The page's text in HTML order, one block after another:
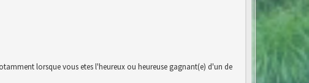
lorsque vous etes l'heureux ou heureuse gagnant(e) d'un de